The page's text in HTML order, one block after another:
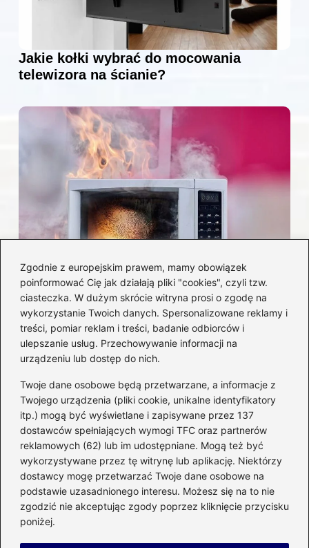
Zgodnie z europejskim prawem, mamy obowiązek
poinformować Cię jak działają pliki "cookies", czyli tzw.
ciasteczka. W dużym skrócie witryna prosi o zgodę na
wykorzystanie Twoich danych. Spersonalizowane reklamy i
treści, pomiar reklam i treści, badanie odbiorców i
ulepszanie usług. Przechowywanie informacji na
urządzeniu lub dostęp do nich.
Twoje dane osobowe będą przetwarzane, a informacje z
Twojego urządzenia (pliki cookie, unikalne identyfikatory
itp.) mogą być wyświetlane i zapisywane przez 137
dostawców spełniających wymogi TFC oraz partnerów
reklamowych (62) lub im udostępniane. Mogą też być
wykorzystywane przez tę witrynę lub aplikację. Niektórzy
dostawcy mogę przetwarzać Twoje dane osobowe na
podstawie uzasadnionego interesu. Możesz się na to nie
zgodzić nie akceptując zgody poprzez kliknięcie przycisku
poniżej.
Jakie kołki wybrać do mocowania
telewizora na ścianie?
Czy można włożyć styropian do
mikrofalówki? Przewodnik po
bezpiecznym użytkowaniu sprzętu
kuchennego
Kategorie
Budowa (285)
Dom(207)
Energetyka(21)
Meble i elektronika(23)
Ogród(51)
Remont(78)